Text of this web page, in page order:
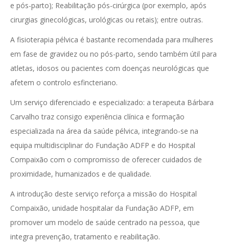
e pós-parto); Reabilitação pós-cirúrgica (por exemplo, após
cirurgias ginecológicas, urológicas ou retais); entre outras.
A fisioterapia pélvica é bastante recomendada para mulheres
em fase de gravidez ou no pós-parto, sendo também útil para
atletas, idosos ou pacientes com doenças neurológicas que
afetem o controlo esfincteriano.
Um serviço diferenciado e especializado: a terapeuta Bárbara
Carvalho traz consigo experiência clínica e formação
especializada na área da saúde pélvica, integrando-se na
equipa multidisciplinar do Fundação ADFP e do Hospital
Compaixão com o compromisso de oferecer cuidados de
proximidade, humanizados e de qualidade.
A introdução deste serviço reforça a missão do Hospital
Compaixão, unidade hospitalar da Fundação ADFP, em
promover um modelo de saúde centrado na pessoa, que
integra prevenção, tratamento e reabilitação.